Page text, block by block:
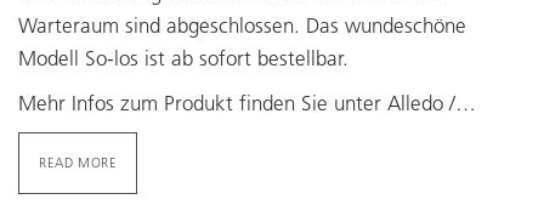
Warteraum sind abgeschlossen. Das wundeschöne
Modell So-los ist ab sofort bestellbar.
Mehr Infos zum Produkt finden Sie unter Alledo /…
READ MORE